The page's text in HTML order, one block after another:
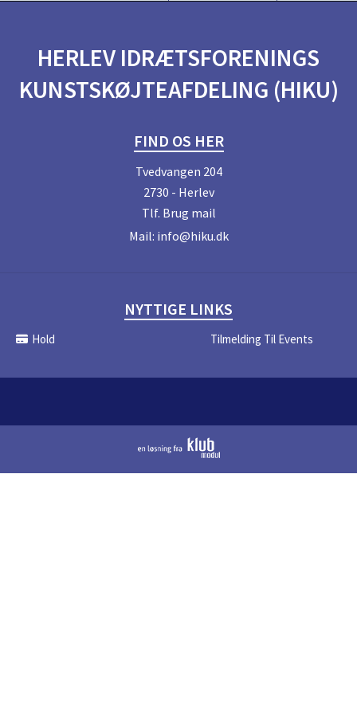
HERLEV IDRÆTSFORENINGS
KUNSTSKØJTEAFDELING (HIKU)
FIND OS HER
Tvedvangen 204
2730 - Herlev
Tlf. Brug mail
Mail: info@hiku.dk
NYTTIGE LINKS
Hold Tilmelding Til Events